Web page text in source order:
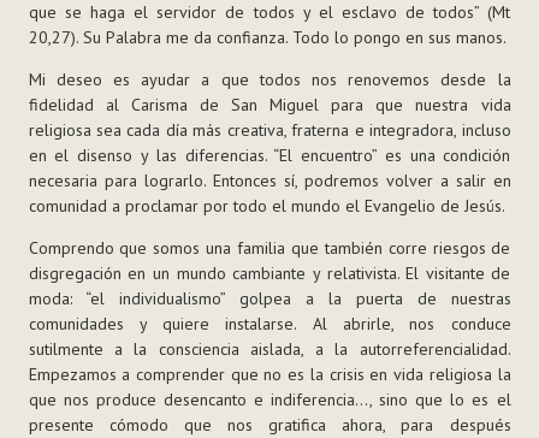
que se haga el servidor de todos y el esclavo de todos” (Mt
20,27). Su Palabra me da confianza. Todo lo pongo en sus manos.
Mi deseo es ayudar a que todos nos renovemos desde la
fidelidad al Carisma de San Miguel para que nuestra vida
religiosa sea cada día más creativa, fraterna e integradora, incluso
en el disenso y las diferencias. “El encuentro” es una condición
necesaria para lograrlo. Entonces sí, podremos volver a salir en
comunidad a proclamar por todo el mundo el Evangelio de Jesús.
Comprendo que somos una familia que también corre riesgos de
disgregación en un mundo cambiante y relativista. El visitante de
moda: “el individualismo” golpea a la puerta de nuestras
comunidades y quiere instalarse. Al abrirle, nos conduce
sutilmente a la consciencia aislada, a la autorreferencialidad.
Empezamos a comprender que no es la crisis en vida religiosa la
que nos produce desencanto e indiferencia…, sino que lo es el
presente cómodo que nos gratifica ahora, para después